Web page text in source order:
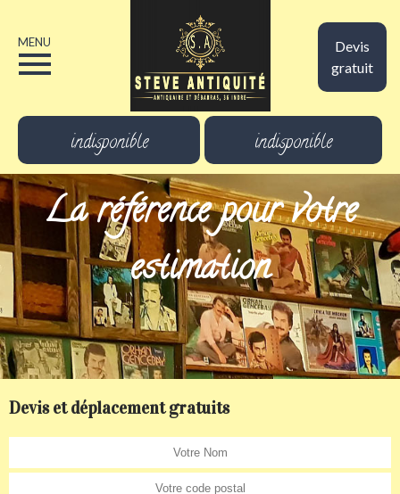
Devis
gratuit
MENU
indisponible indisponible
La référence pour votre
estimation
Devis et déplacement gratuits